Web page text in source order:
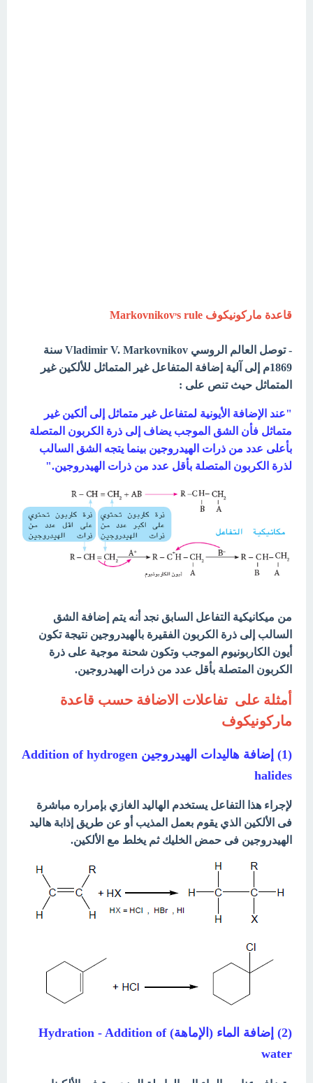
قاعدة ماركونيكوف Markovnikov ,s rule
- توصل العالم الروسي Vladimir V. Markovnikov سنة
1869م إلى آلية إضافة المتفاعل غير المتماثل للألكين غير
المتماثل حيث تنص على :
"عند الإضافة الأيونية لمتفاعل غير متماثل إلى ألكين غير
متماثل فأن الشق الموجب يضاف إلى ذرة الكربون المتصلة
بأعلى عدد من ذرات الهيدروجين بينما يتجه الشق السالب
لذرة الكربون المتصلة بأقل عدد من ذرات الهيدروجين."
من ميكانيكية التفاعل السابق نجد أنه يتم إضافة الشق
السالب إلى ذرة الكربون الفقيرة بالهيدروجين نتيجة تكون
أيون الكاربونيوم الموجب وتكون شحنة موجية على ذرة
الكربون المتصلة بأقل عدد من ذرات الهيدروجين.
أمثلة على تفاعلات الاضافة حسب قاعدة
ماركونيكوف
(1) إضافة هاليدات الهيدروجين Addition of hydrogen
halides
لإجراء هذا التفاعل يستخدم الهاليد الغازي بإمراره مباشرة
فى الألكين الذي يقوم بعمل المذيب أو عن طريق إذابة هاليد
الهيدروجين فى حمض الخليك ثم يخلط مع الألكين.
(2) إضافة الماء (الإماهة) Hydration - Addition of
water